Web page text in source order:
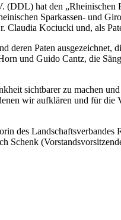
(DDL) hat den
Sparkassen- und
Claudia Kociucki und, als
Paten
und Guido Cantz, die
sichtbarer zu machen
wir aufklären und für
des
Schenk